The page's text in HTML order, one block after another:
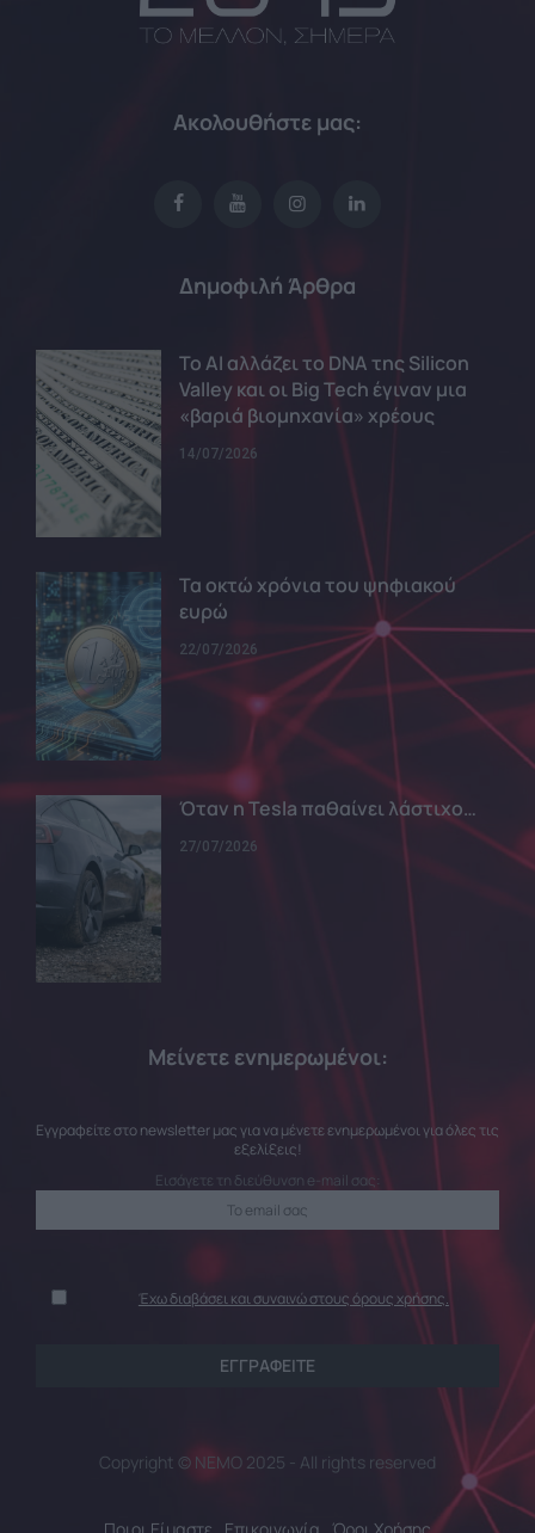
Ακολουθήστε μας:
Δημοφιλή Άρθρα
Το AI αλλάζει το DNA της Silicon
Valley και οι Big Tech έγιναν μια
«βαριά βιομηχανία» χρέους
14/07/2026
Τα οκτώ χρόνια του ψηφιακού
ευρώ
22/07/2026
Όταν η Tesla παθαίνει λάστιχο…
27/07/2026
Μείνετε ενημερωμένοι:
Εγγραφείτε στο newsletter μας για να μένετε ενημερωμένοι για όλες τις
εξελίξεις!
Εισάγετε τη διεύθυνση e-mail σας:
Έχω διαβάσει και συναινώ στους όρους χρήσης.
Copyright © NEMO 2025 - All rights reserved